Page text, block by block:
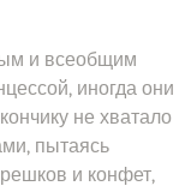
и всеобщим
иногда они
не хватало
пытаясь
и конфет,